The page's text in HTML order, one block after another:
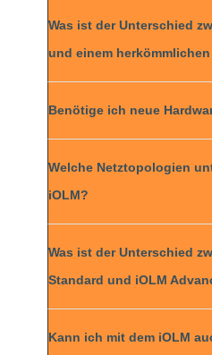
Was ist der Unterschied
und einem herkömmlichen
Benötige ich neue
Welche Netztopologien
iOLM?
Was ist der Unterschied
Standard und iOLM
Kann ich mit dem iOLM